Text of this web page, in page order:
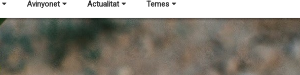
Avinyonet Actualitat Temes